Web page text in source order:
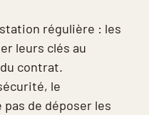
régulière : les
leurs clés au
contrat.
le
pas de déposer les